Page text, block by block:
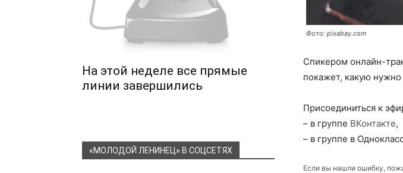
Фото: pixabay.com
Спикером онлайн-
покажет, какую
Присоединиться к
– в группе ВКонтакте,
– в группе в
Если вы нашли ошибку,
На этой неделе все прямые
линии завершились
«МОЛОДОЙ ЛЕНИНЕЦ» В СОЦСЕТЯХ